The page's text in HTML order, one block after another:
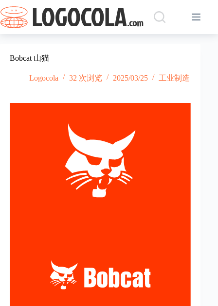
过
内
容
Bobcat 山猫
Logocola 32 次浏览 2025/03/25 工业制造